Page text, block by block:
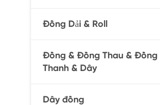
Đồng Dải & Roll
Đồng & Đồng Thau & Đồng
Thanh & Dây
Dây đồng